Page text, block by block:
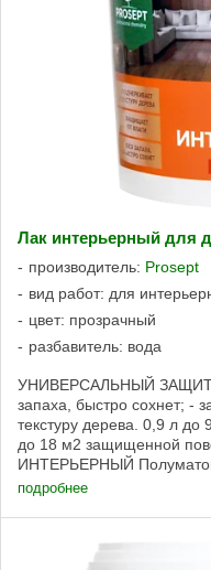
Лак интерьерный для
производитель: Prosept
вид работ: для
цвет: прозрачный
разбавитель: вода
УНИВЕРСАЛЬНЫЙ
запаха, быстро сохнет; -
текстуру дерева. 0,9 л
до 18 м2 защищенной
ИНТЕРЬЕРНЫЙ
подробнее